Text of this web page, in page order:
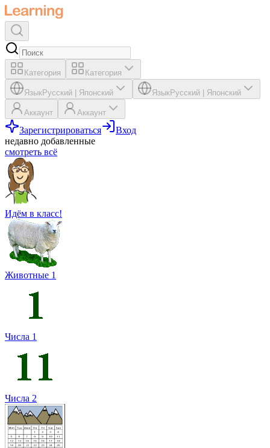
Категория Категория
ЯзыкРусский Японский ЯзыкРусский Японский
Аккаунт Аккаунт
Зарегистрироваться
Вход
недавно добавленные
смотреть всё
Идём в класс!
Животные 1
Числа 1
Числа 2